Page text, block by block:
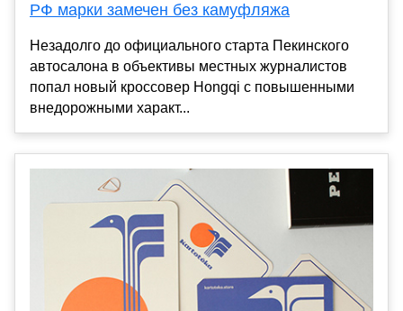
РФ марки замечен без камуфляжа
Незадолго до официального старта Пекинского
автосалона в объективы местных журналистов
попал новый кроссовер Hongqi с повышенными
внедорожными характ...